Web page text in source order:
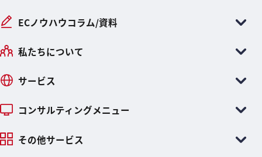
ECノウハウコラム/資料
私たちについて
サービス
コンサルティングメニュー
その他サービス